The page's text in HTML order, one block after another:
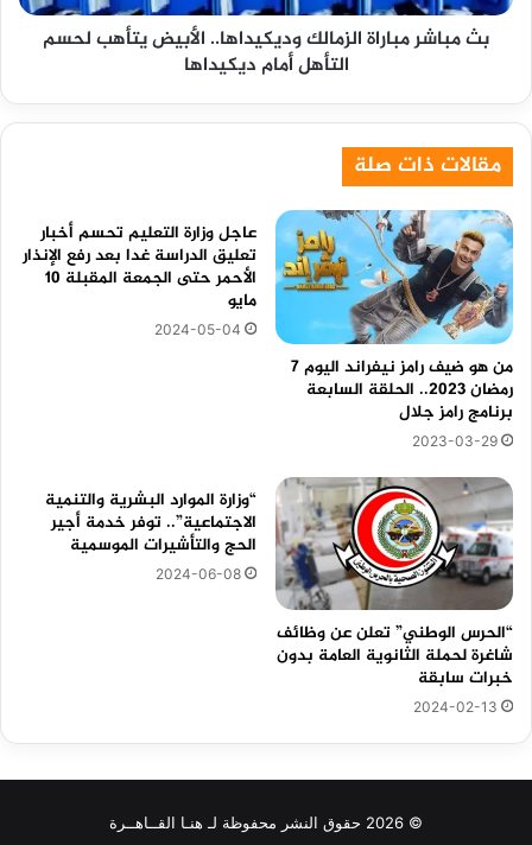
التأهل
أمامبث مباشر مباراة الزمالك وديكيداها.. الأبيض يتأهب لحسم
التأهل أمام ديكيداها
مقالات ذات صلة
من هو ضيف رامز نيفراند اليوم 7
رمضان 2023.. الحلقة السابعة
برنامج رامز جلال
2023-03-29
عاجل وزارة التعليم تحسم أخبار
تعليق الدراسة غدا بعد رفع الإنذار
الأحمر حتى الجمعة المقبلة 10
مايو
2024-05-04
“الحرس الوطني” تعلن عن وظائف
شاغرة لحملة الثانوية العامة بدون
خبرات سابقة
2024-02-13
“وزارة الموارد البشرية والتنمية
الاجتماعية”.. توفر خدمة أجير
الحج والتأشيرات الموسمية
2024-06-08
© 2026 حقوق النشر محفوظة لـ هنـا القــاهــرة